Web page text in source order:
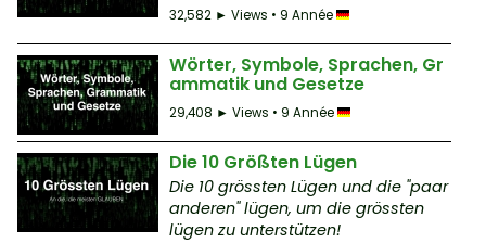
32,582 ► Views • 9 Année
Wörter, Symbole, Sprachen, Gr
ammatik und Gesetze
29,408 ► Views • 9 Année
Die 10 Größten Lügen
Die 10 grössten Lügen und die "paar
anderen" lügen, um die grössten
lügen zu unterstützen!